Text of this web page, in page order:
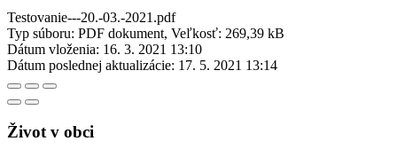
Testovanie---20.-03.-2021.pdf
Typ súboru: PDF dokument, Veľkosť: 269,39 kB
Dátum vloženia: 16. 3. 2021 13:10
Dátum poslednej aktualizácie: 17. 5. 2021 13:14
Život v obci